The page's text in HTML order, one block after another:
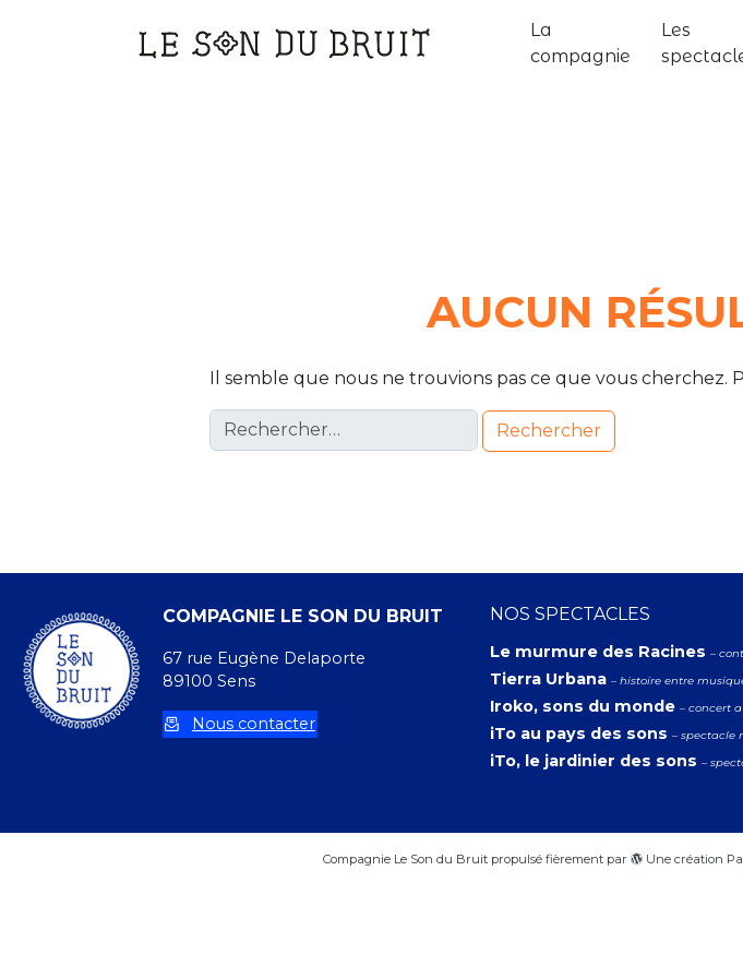
La
compagnie
Les
AUCUN
Il semble que nous ne trouvions pas ce que vous
Rechercher :
COMPAGNIE LE SON DU BRUIT
67 rue Eugène Delaporte
89100 Sens
Nous contacter
NOS SPECTACLES
Le murmure des Racines –
Tierra Urbana – histoire entre
Iroko, sons du monde – concert
iTo au pays des sons – spectacle
iTo, le jardinier des sons –
Compagnie Le Son du Bruitpropulsé fièrement par Une création